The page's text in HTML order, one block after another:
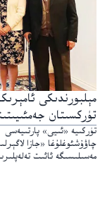
مېلبورندىكى
تۈركسىتان
تۈركىيە «ئىيى» پارتىيەسى
چاۋۇشئوغلۇغا «جازا
مەسىلىسىگە ئائىت